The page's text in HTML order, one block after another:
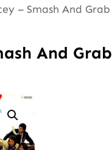
– Smash And Grab
And Grab